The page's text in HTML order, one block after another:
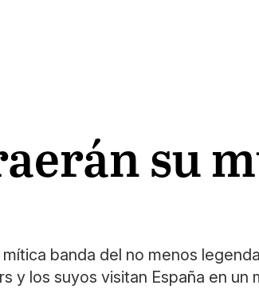
su
banda del no menos
y los suyos visitan España en